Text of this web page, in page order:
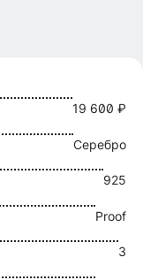
19 600 ₽
Серебро
925
Proof
3